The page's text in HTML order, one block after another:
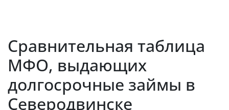
Сравнительная таблица
МФО, выдающих
долгосрочные займы в
Северодвинске